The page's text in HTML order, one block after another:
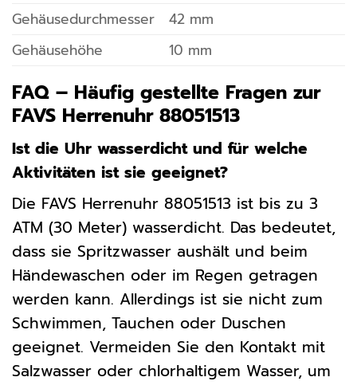
Gehäusedurchmesser
42 mm
Gehäusehöhe
10 mm
FAQ – Häufig gestellte Fragen zur
FAVS Herrenuhr 88051513
Ist die Uhr wasserdicht und für welche
Aktivitäten ist sie geeignet?
Die FAVS Herrenuhr 88051513 ist bis zu 3
ATM (30 Meter) wasserdicht. Das bedeutet,
dass sie Spritzwasser aushält und beim
Händewaschen oder im Regen getragen
werden kann. Allerdings ist sie nicht zum
Schwimmen, Tauchen oder Duschen
geeignet. Vermeiden Sie den Kontakt mit
Salzwasser oder chlorhaltigem Wasser, um